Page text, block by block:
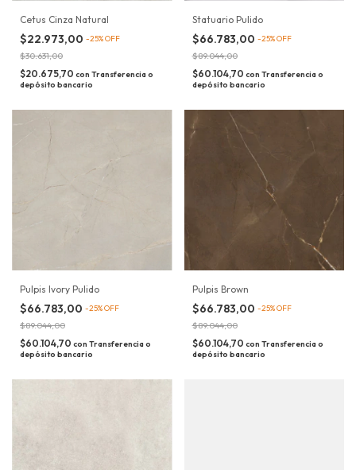
Cetus Cinza Natural
$22.973,00 -25%OFF
$30.631,00
$20.675,70 con Transferencia o
depósito bancario
Statuario Pulido
$66.783,00 -25%OFF
$89.044,00
$60.104,70 con Transferencia o
depósito bancario
Pulpis Ivory Pulido
$66.783,00 -25%OFF
$89.044,00
$60.104,70 con Transferencia o
depósito bancario
Pulpis Brown
$66.783,00 -25%OFF
$89.044,00
$60.104,70 con Transferencia o
depósito bancario